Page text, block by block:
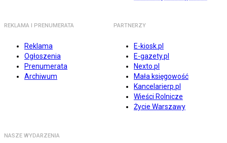
REKLAMA I PRENUMERATA
Reklama
Ogłoszenia
Prenumerata
Archiwum
PARTNERZY
E-kiosk.pl
E-gazety.pl
Nexto.pl
Mała księgowość
Kancelarierp.pl
Wieści Rolnicze
Życie Warszawy
NASZE WYDARZENIA